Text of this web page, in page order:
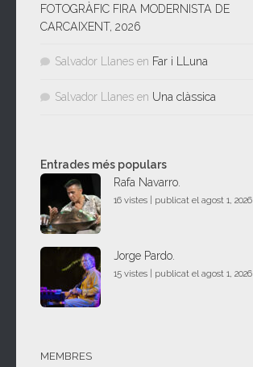
FOTOGRÀFIC FIRA MODERNISTA DE
CARCAIXENT, 2026
Salvador Llanes en Far i LLuna
Salvador Llanes en Una clàssica
Entrades més populars
Rafa Navarro.
16 vistes publicat el agost 1, 2026
Jorge Pardo.
15 vistes publicat el agost 1, 2026
MEMBRES